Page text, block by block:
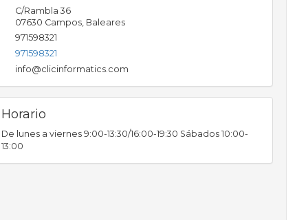
C/Rambla 36
07630 Campos, Baleares
971598321
971598321
info@clicinformatics.com
Horario
De lunes a viernes 9:00-13:30/16:00-19:30 Sábados 10:00-
13:00